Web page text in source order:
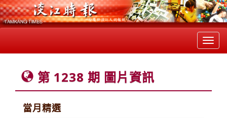
第 1238 期 圖片資訊
當月精選